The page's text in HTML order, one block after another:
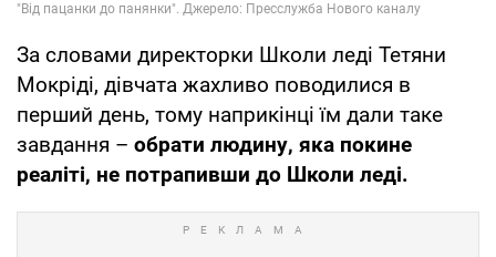
За словами директорки Школи леді Тетяни
Мокріді, дівчата жахливо поводилися в
перший день, тому наприкінці їм дали таке
завдання – обрати людину, яка покине
реаліті, не потрапивши до Школи леді.